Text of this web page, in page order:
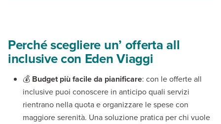
Perché scegliere un’ offerta all
inclusive con Eden Viaggi
💰 Budget più facile da pianificare: con le offerte all
inclusive puoi conoscere in anticipo quali servizi
rientrano nella quota e organizzare le spese con
maggiore serenità. Una soluzione pratica per chi vuole